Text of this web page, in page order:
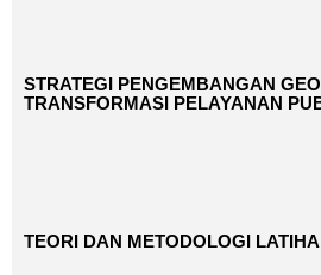
STRATEGI PENGEMBANGAN
TRANSFORMASI PELAYANAN
TEORI DAN METODOLOGI